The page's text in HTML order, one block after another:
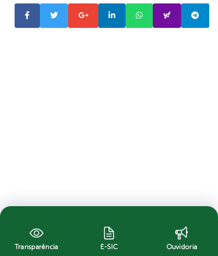
Transparência E-SIC Ouvidoria